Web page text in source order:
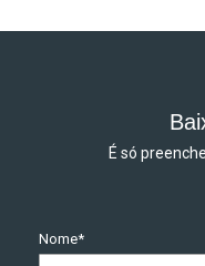
É só
Nome*